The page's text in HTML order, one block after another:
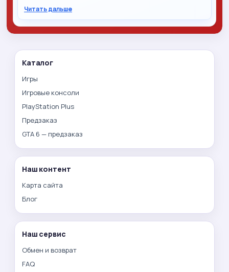
Читать дальше
Каталог
Игры
Игровые консоли
PlayStation Plus
Предзаказ
GTA 6 — предзаказ
Наш контент
Карта сайта
Блог
Наш сервис
Обмен и возврат
FAQ